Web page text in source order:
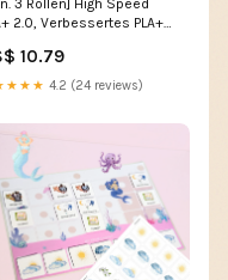
3 Rollen] High Speed
2.0, Verbessertes PLA+
1KG ABS-GF
10.79
4.2 (24 reviews)